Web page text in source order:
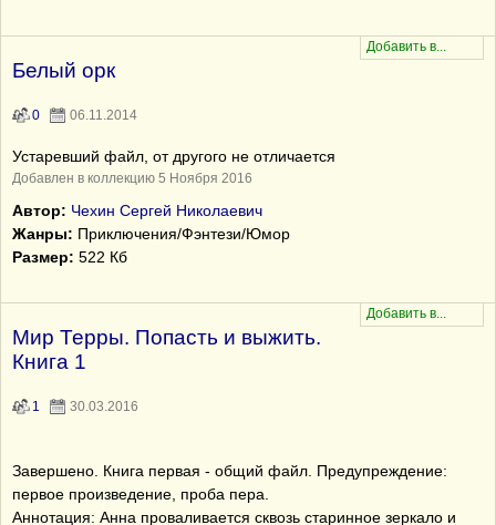
Белый орк
0 06.11.2014
Устаревший файл, от другого не отличается
Добавлен в коллекцию 5 Ноября 2016
Автор: Чехин Сергей Николаевич
Жанры: Приключения/Фэнтези/Юмор
Размер: 522 Кб
Мир Терры. Попасть и выжить.
Книга 1
1 30.03.2016
Завершено. Книга первая - общий файл. Предупреждение:
первое произведение, проба пера.
Аннотация: Анна проваливается сквозь старинное зеркало и